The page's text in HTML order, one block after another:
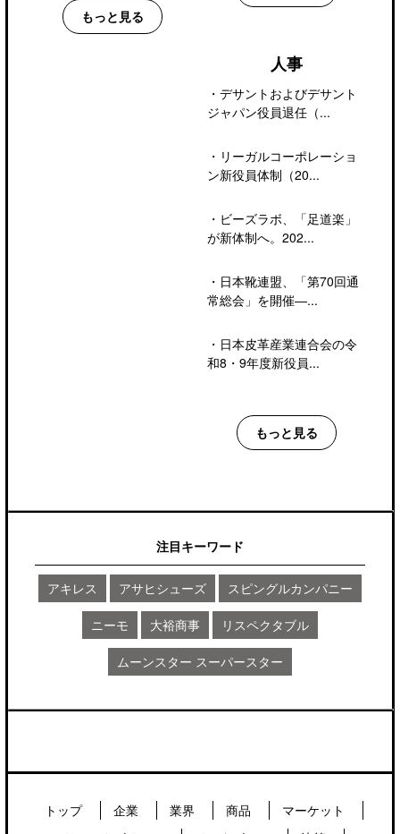
もっと見る
人事
・ デサントおよびデサント
ジャパン役員退任（...
・ リーガルコーポレーショ
ン新役員体制（20...
・ ビーズラボ、「足道楽」
が新体制へ。202...
・ 日本靴連盟、「第70回通
常総会」を開催―...
・ 日本皮革産業連合会の令
和8・9年度新役員...
もっと見る
注目キーワード
アキレス アサヒシューズ スピングルカンパニー
ニーモ 大裕商事 リスペクタブル
ムーンスター スーパースター
トップ 企業 業界 商品
マーケット